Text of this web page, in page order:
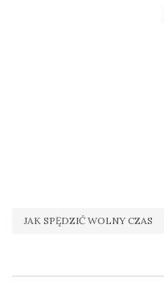
JAK SPĘDZIĆ WOLNY CZAS